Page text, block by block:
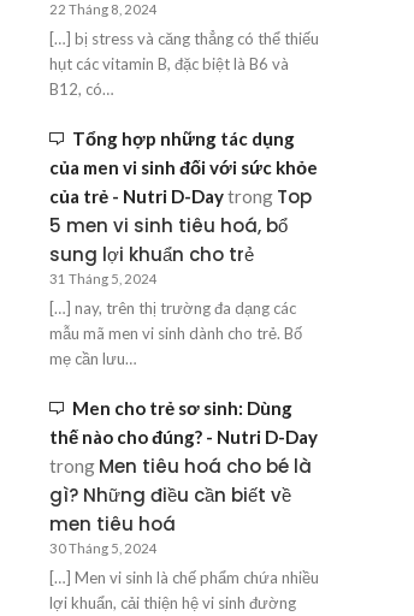
22 Tháng 8, 2024
[…] bị stress và căng thẳng có thể thiếu
hụt các vitamin B, đặc biệt là B6 và
B12, có…
Tổng hợp những tác dụng
của men vi sinh đối với sức khỏe
của trẻ - Nutri D-Daytrong Top
5 men vi sinh tiêu hoá, bổ
sung lợi khuẩn cho trẻ
31 Tháng 5, 2024
[…] nay, trên thị trường đa dạng các
mẫu mã men vi sinh dành cho trẻ. Bố
mẹ cần lưu…
Men cho trẻ sơ sinh: Dùng
thế nào cho đúng? - Nutri D-Day
trong Men tiêu hoá cho bé là
gì? Những điều cần biết về
men tiêu hoá
30 Tháng 5, 2024
[…] Men vi sinh là chế phẩm chứa nhiều
lợi khuẩn, cải thiện hệ vi sinh đường